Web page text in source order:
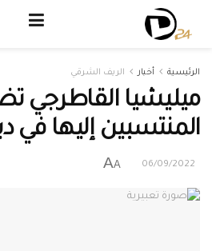
الرئيسية أخبار الريف الشرقي
ميليشيا القاطرجي
المنتسبين إليها في
06/09/2022
A
A